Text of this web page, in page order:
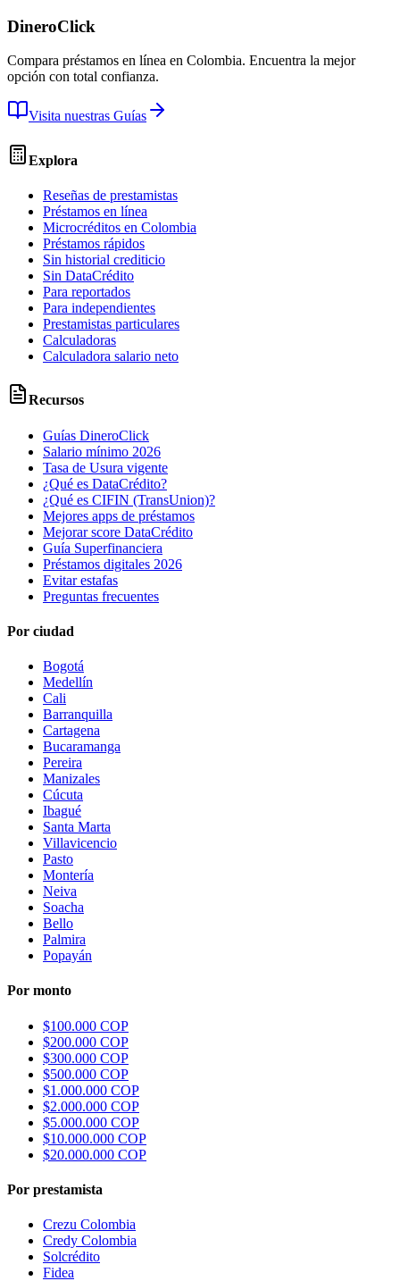
DineroClick
Compara préstamos en línea en Colombia. Encuentra la mejor
opción con total confianza.
Visita nuestras Guías
Explora
Reseñas de prestamistas
Préstamos en línea
Microcréditos en Colombia
Préstamos rápidos
Sin historial crediticio
Sin DataCrédito
Para reportados
Para independientes
Prestamistas particulares
Calculadoras
Calculadora salario neto
Recursos
Guías DineroClick
Salario mínimo 2026
Tasa de Usura vigente
¿Qué es DataCrédito?
¿Qué es CIFIN (TransUnion)?
Mejores apps de préstamos
Mejorar score DataCrédito
Guía Superfinanciera
Préstamos digitales 2026
Evitar estafas
Preguntas frecuentes
Por ciudad
Bogotá
Medellín
Cali
Barranquilla
Cartagena
Bucaramanga
Pereira
Manizales
Cúcuta
Ibagué
Santa Marta
Villavicencio
Pasto
Montería
Neiva
Soacha
Bello
Palmira
Popayán
Por monto
$100.000 COP
$200.000 COP
$300.000 COP
$500.000 COP
$1.000.000 COP
$2.000.000 COP
$5.000.000 COP
$10.000.000 COP
$20.000.000 COP
Por prestamista
Crezu Colombia
Credy Colombia
Solcrédito
Fidea